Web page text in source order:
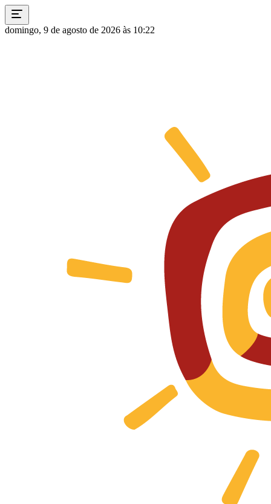
domingo, 9 de agosto de 2026 às 10:22